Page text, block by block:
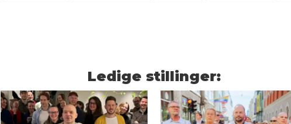
Ledige stillinger: